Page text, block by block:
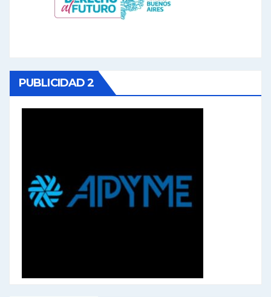
PUBLICIDAD 2